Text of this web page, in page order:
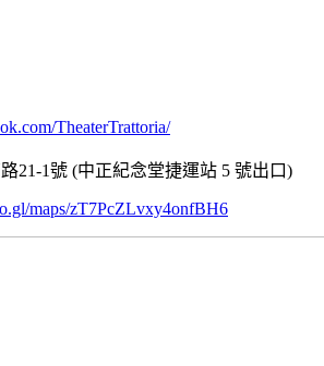
TheaterTrattoria/
21-1號 (中正紀念堂捷運站 5 號出口)
maps/zT7PcZLvxy4onfBH6